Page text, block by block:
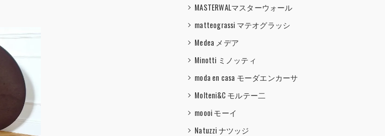
MASTERWALマスターウォール
matteograssi マテオグラッシ
Medea メデア
Minotti ミノッティ
moda en casa モーダエンカーサ
Molteni&C モルテー二
moooi モーイ
Natuzzi ナツッジ